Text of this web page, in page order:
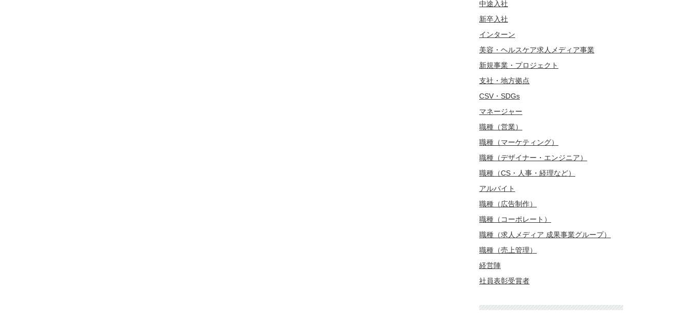
中途入社
新卒入社
インターン
美容・ヘルスケア求人メディア事業
新規事業・プロジェクト
支社・地方拠点
CSV・SDGs
マネージャー
職種（営業）
職種（マーケティング）
職種（デザイナー・エンジニア）
職種（CS・人事・経理など）
アルバイト
職種（広告制作）
職種（コーポレート）
職種（求人メディア 成果事業グループ）
職種（売上管理）
経営陣
社員表彰受賞者